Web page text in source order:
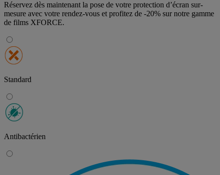
Réservez dès maintenant la pose de votre protection d’écran sur-
mesure avec votre rendez-vous et profitez de -20% sur notre gamme
de films XFORCE.
Standard
Antibactérien